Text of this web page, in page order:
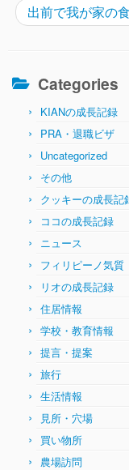
出前で我が家の
Categories
KIANの成長記録
PRA・退職ビザ
Uncategorized
その他
クッキーの成長記
ココの成長記録
ニュース
フィリピーノ気質
リオの成長記録
住居情報
学校・教育情報
提言・提案
旅行
生活情報
見所・穴場
買い物所
農場訪問